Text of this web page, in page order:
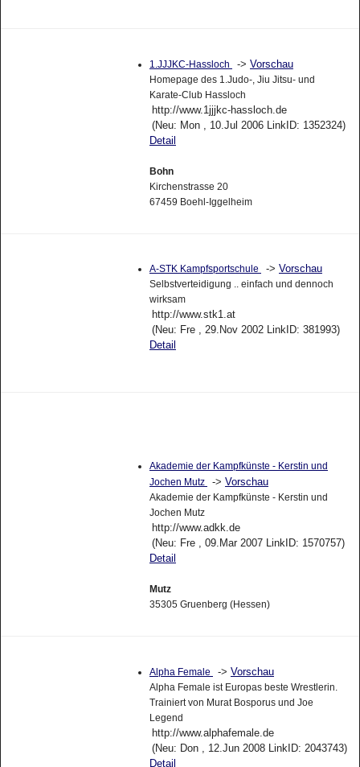
1.JJJKC-Hassloch -> Vorschau
Homepage des 1.Judo-, Jiu Jitsu- und
Karate-Club Hassloch
http://www.1jjjkc-hassloch.de
(Neu: Mon , 10.Jul 2006 LinkID: 1352324)
Detail
Bohn
Kirchenstrasse 20
67459 Boehl-Iggelheim
A-STK Kampfsportschule -> Vorschau
Selbstverteidigung .. einfach und dennoch
wirksam
http://www.stk1.at
(Neu: Fre , 29.Nov 2002 LinkID: 381993)
Detail
Akademie der Kampfkünste - Kerstin und
Jochen Mutz
-> Vorschau
Akademie der Kampfkünste - Kerstin und
Jochen Mutz
http://www.adkk.de
(Neu: Fre , 09.Mar 2007 LinkID: 1570757)
Detail
Mutz
35305 Gruenberg (Hessen)
Alpha Female -> Vorschau
Alpha Female ist Europas beste Wrestlerin.
Trainiert von Murat Bosporus und Joe
Legend
http://www.alphafemale.de
(Neu: Don , 12.Jun 2008 LinkID: 2043743)
Detail